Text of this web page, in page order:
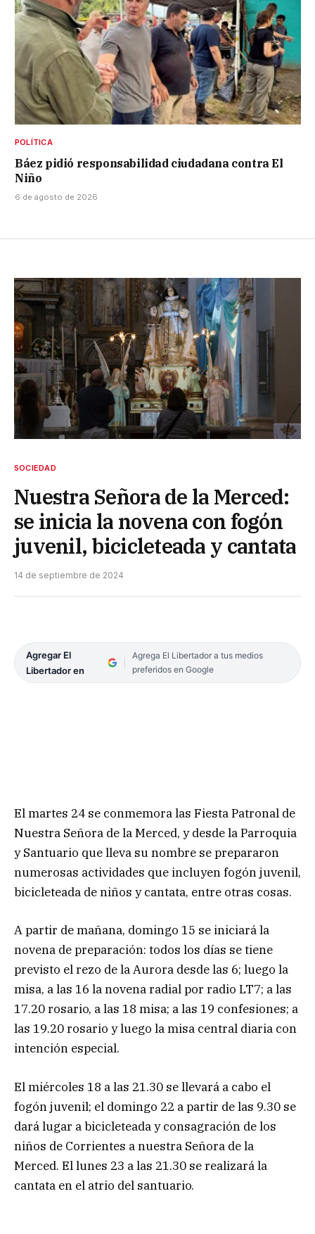
POLÍTICA
Báez pidió responsabilidad ciudadana contra El
Niño
6 de agosto de 2026
SOCIEDAD
Nuestra Señora de la Merced:
se inicia la novena con fogón
juvenil, bicicleteada y cantata
14 de septiembre de 2024
Agregar El
Libertador en
Agrega El Libertador a tus medios
preferidos en Google
El martes 24 se conmemora las Fiesta Patronal de
Nuestra Señora de la Merced, y desde la Parroquia
y Santuario que lleva su nombre se prepararon
numerosas actividades que incluyen fogón juvenil,
bicicleteada de niños y cantata, entre otras cosas.
A partir de mañana, domingo 15 se iniciará la
novena de preparación: todos los días se tiene
previsto el rezo de la Aurora desde las 6; luego la
misa, a las 16 la novena radial por radio LT7; a las
17.20 rosario, a las 18 misa; a las 19 confesiones; a
las 19.20 rosario y luego la misa central diaria con
intención especial.
El miércoles 18 a las 21.30 se llevará a cabo el
fogón juvenil; el domingo 22 a partir de las 9.30 se
dará lugar a bicicleteada y consagración de los
niños de Corrientes a nuestra Señora de la
Merced. El lunes 23 a las 21.30 se realizará la
cantata en el atrio del santuario.